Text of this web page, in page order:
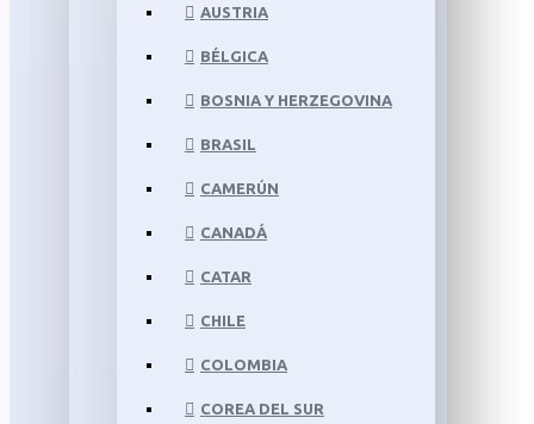
AUSTRIA
BÉLGICA
BOSNIA Y HERZEGOVINA
BRASIL
CAMERÚN
CANADÁ
CATAR
CHILE
COLOMBIA
COREA DEL SUR